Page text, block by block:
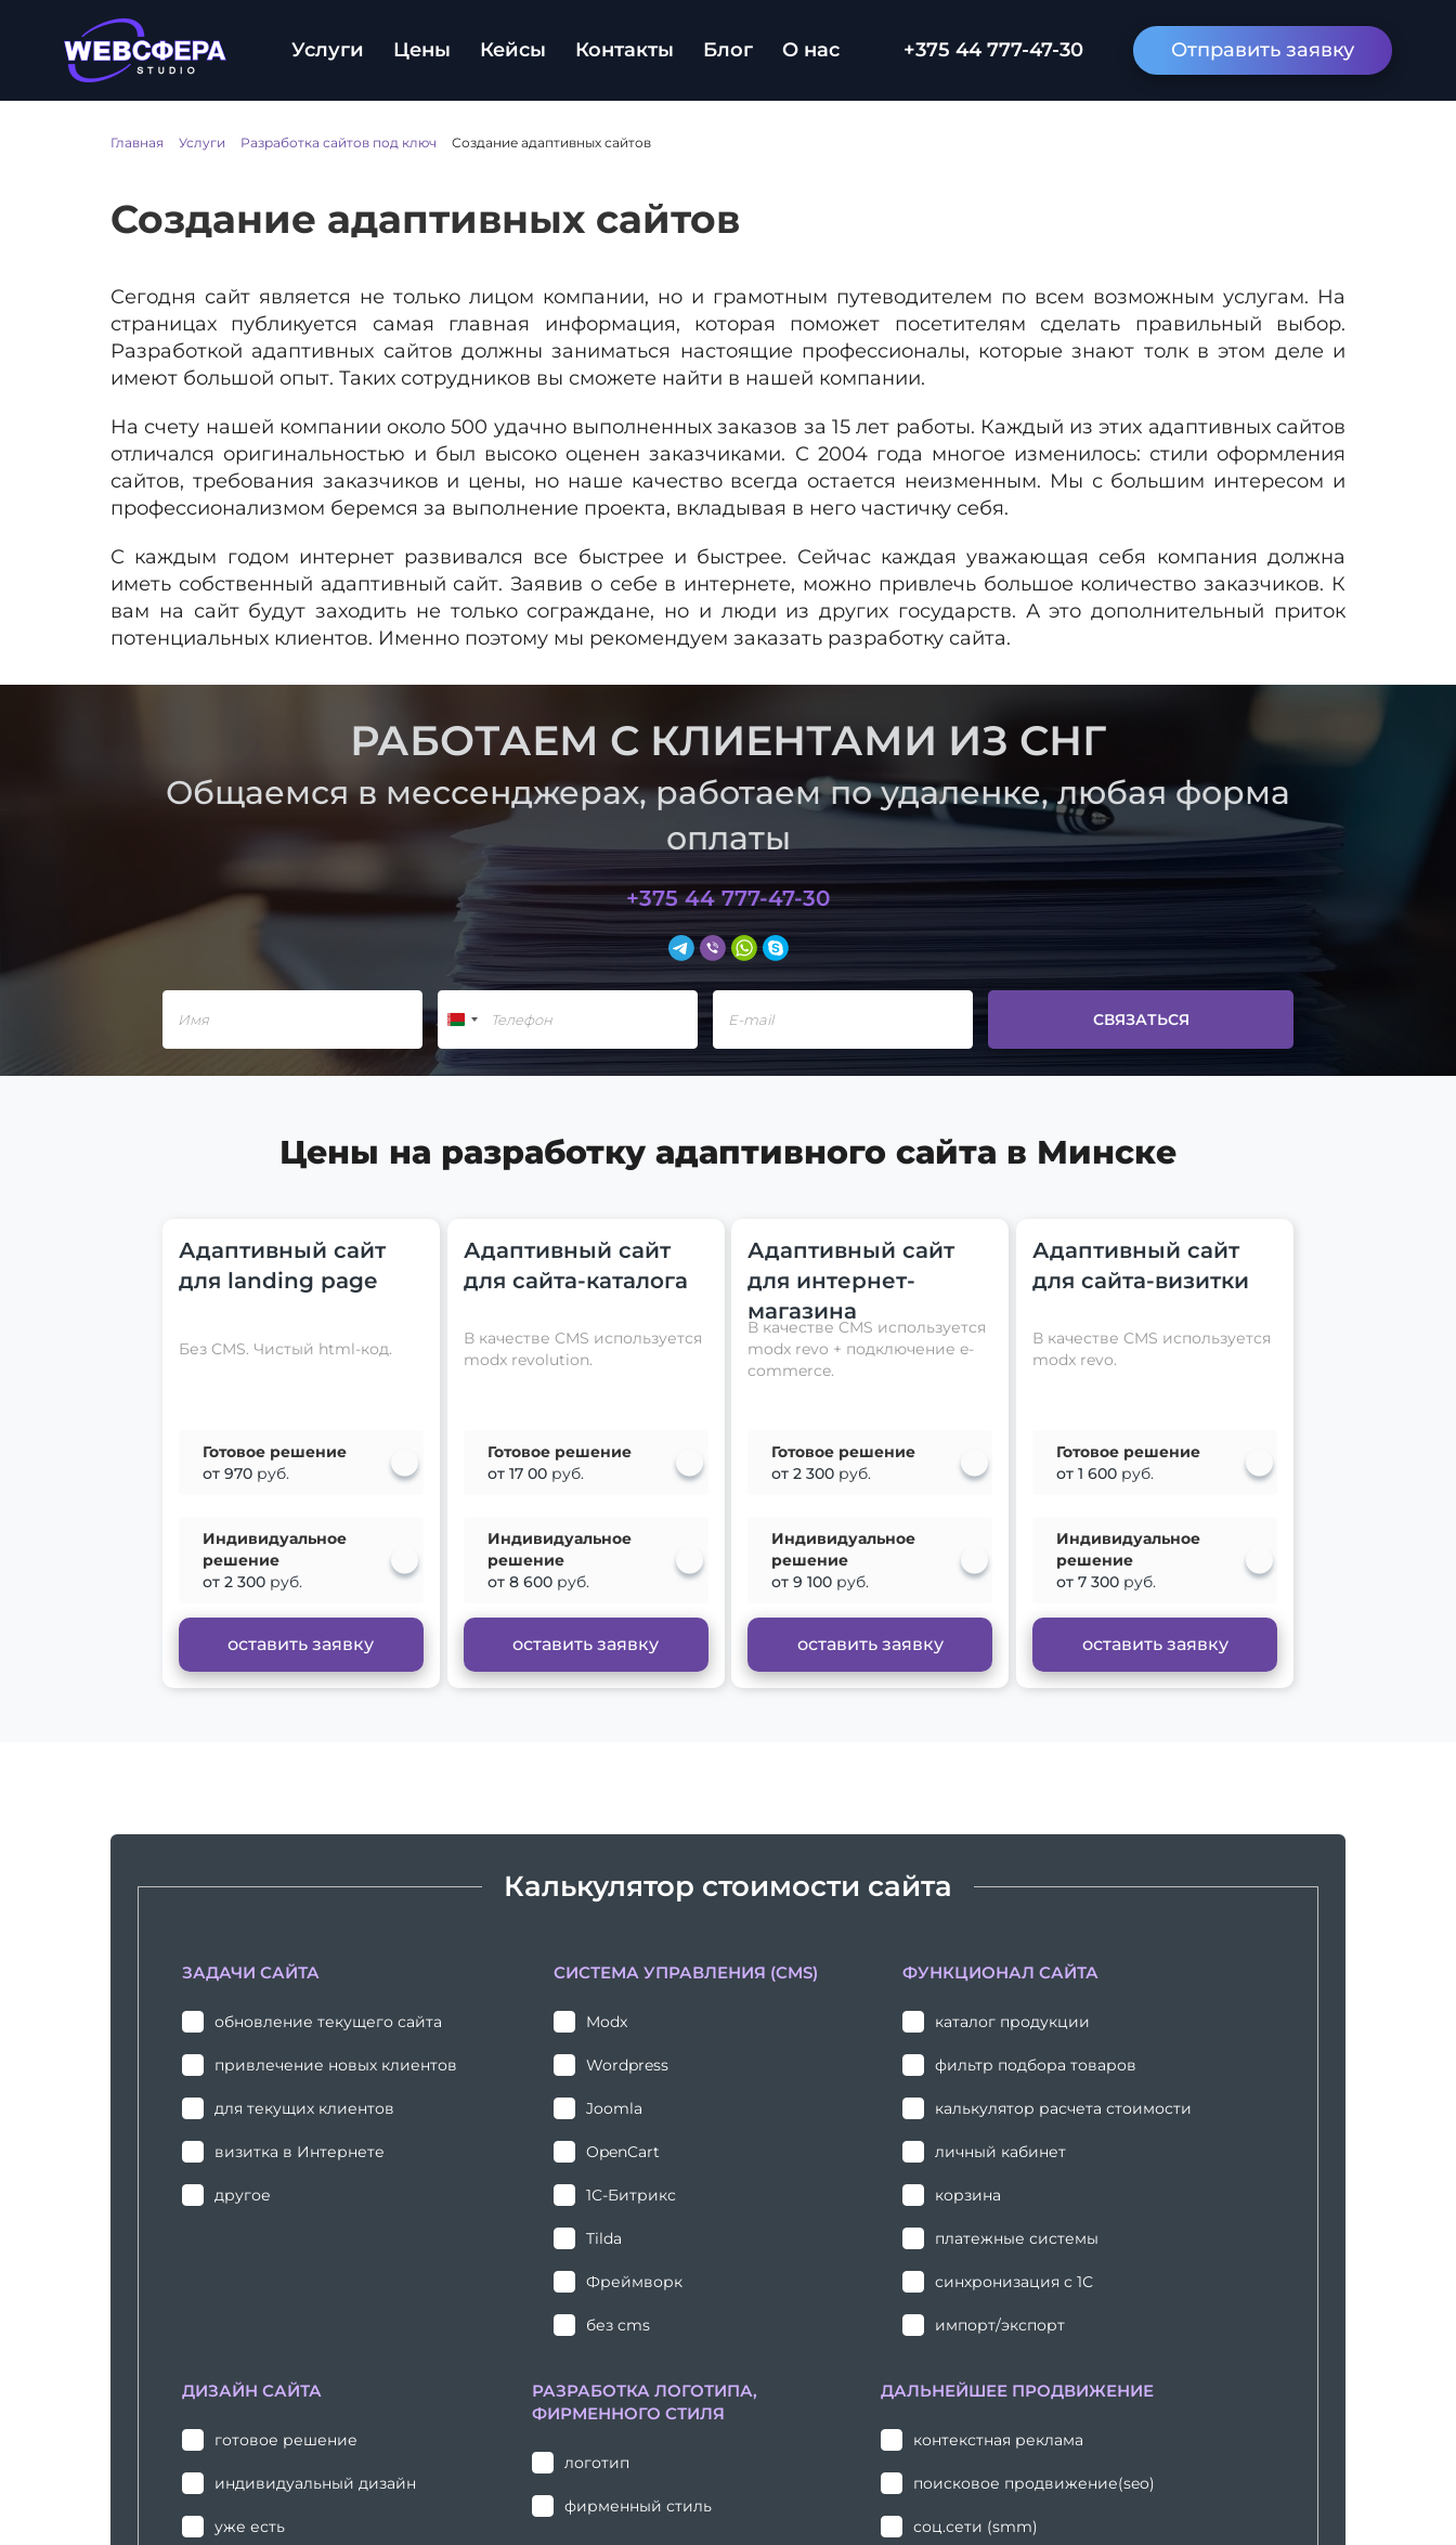
Услуги Цены Кейсы Контакты Блог О нас +375 44 777-47-30 Отправить заявку
Главная Услуги Разработка сайтов под ключ Создание адаптивных сайтов
Создание адаптивных сайтов
Сегодня сайт является не только лицом компании, но и грамотным путеводителем по всем возможным услугам. На
страницах публикуется самая главная информация, которая поможет посетителям сделать правильный выбор.
Разработкой адаптивных сайтов должны заниматься настоящие профессионалы, которые знают толк в этом деле и
имеют большой опыт. Таких сотрудников вы сможете найти в нашей компании.
На счету нашей компании около 500 удачно выполненных заказов за 15 лет работы. Каждый из этих адаптивных сайтов
отличался оригинальностью и был высоко оценен заказчиками. С 2004 года многое изменилось: стили оформления
сайтов, требования заказчиков и цены, но наше качество всегда остается неизменным. Мы с большим интересом и
профессионализмом беремся за выполнение проекта, вкладывая в него частичку себя.
С каждым годом интернет развивался все быстрее и быстрее. Сейчас каждая уважающая себя компания должна
иметь собственный адаптивный сайт. Заявив о себе в интернете, можно привлечь большое количество заказчиков. К
вам на сайт будут заходить не только сограждане, но и люди из других государств. А это дополнительный приток
потенциальных клиентов. Именно поэтому мы рекомендуем заказать разработку сайта.
РАБОТАЕМ С КЛИЕНТАМИ ИЗ СНГ
Общаемся в мессенджерах, работаем по удаленке, любая форма
оплаты
+375 44 777-47-30
СВЯЗАТЬСЯ
Цены на разработку адаптивного сайта в Минске
Адаптивный сайт
для landing page
Без CMS. Чистый html-код.
Готовое решение
от 970 руб.
Индивидуальное
решение
от 2 300 руб.
оставить заявку
Адаптивный сайт
для сайта-каталога
В качестве CMS используется
modx revolution.
Готовое решение
от 17 00руб.
Индивидуальное
решение
от 8 600руб.
оставить заявку
Адаптивный сайт
для интернет-
магазина
В качестве CMS используется
modx revo + подключение e-
commerce.
Готовое решение
от 2 300 руб.
Индивидуальное
решение
от 9 100 руб.
оставить заявку
Адаптивный сайт
для сайта-визитки
В качестве CMS используется
modx revo.
Готовое решение
от 1 600 руб.
Индивидуальное
решение
от 7 300 руб.
оставить заявку
Калькулятор стоимости сайта
ЗАДАЧИ САЙТА
обновление текущего сайта
привлечение новых клиентов
для текущих клиентов
визитка в Интернете
другое
СИСТЕМА УПРАВЛЕНИЯ (CMS)
Modx
Wordpress
Joomla
OpenCart
1С-Битрикс
Tilda
Фреймворк
без cms
ФУНКЦИОНАЛ САЙТА
каталог продукции
фильтр подбора товаров
калькулятор расчета стоимости
личный кабинет
корзина
платежные системы
синхронизация с 1С
импорт/экспорт
ДИЗАЙН САЙТА
готовое решение
индивидуальный дизайн
уже есть
РАЗРАБОТКА ЛОГОТИПА,
ФИРМЕННОГО СТИЛЯ
логотип
фирменный стиль
ДАЛЬНЕЙШЕЕ ПРОДВИЖЕНИЕ
контекстная реклама
поисковое продвижение(seo)
соц.сети (smm)